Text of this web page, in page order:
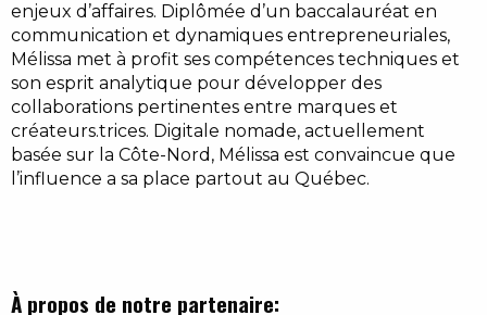
enjeux d’affaires. Diplômée d’un baccalauréat en
communication et dynamiques entrepreneuriales,
Mélissa met à profit ses compétences techniques et
son esprit analytique pour développer des
collaborations pertinentes entre marques et
créateurs.trices. Digitale nomade, actuellement
basée sur la Côte-Nord, Mélissa est convaincue que
l’influence a sa place partout au Québec.
À propos de notre partenaire: